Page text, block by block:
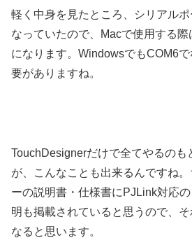
軽く中身を見たところ、シリアル
なっていたので、Macで使用する
になります。WindowsでもCOM6
要がありますね。
TouchDesignerだけで全てやるのも
が、こんなことも出来るんですね
ーの説明書・仕様書にPJLink対応
明も掲載されていると思うので、
なると思います。